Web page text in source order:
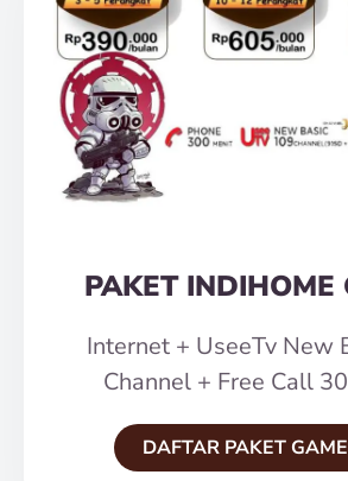
PAKET INDIHOME
Internet + UseeTv New
Channel + Free Call
DAFTAR PAKET